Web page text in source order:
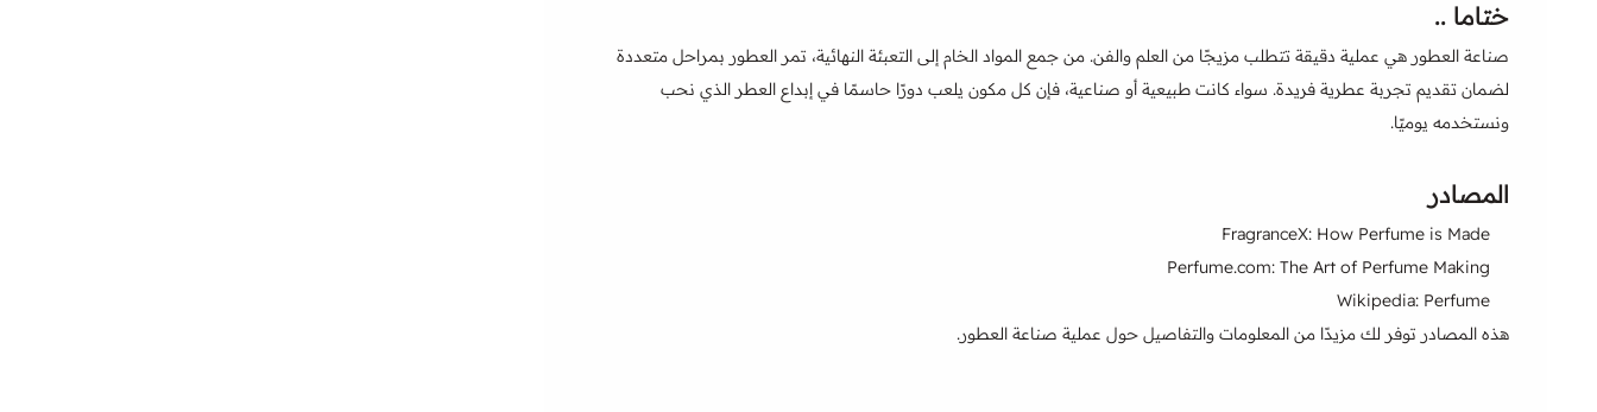
ختاما ..
صناعة العطور هي عملية دقيقة تتطلب مزيجًا من العلم والفن. من جمع المواد الخام إلى التعبئة النهائية، تمر العطور بمراحل متعددة
لضمان تقديم تجربة عطرية فريدة. سواء كانت طبيعية أو صناعية، فإن كل مكون يلعب دورًا حاسمًا في إبداع العطر الذي نحب
ونستخدمه يوميًا.
المصادر
FragranceX: How Perfume is Made
Perfume.com: The Art of Perfume Making
Wikipedia: Perfume
هذه المصادر توفر لك مزيدًا من المعلومات والتفاصيل حول عملية صناعة العطور.